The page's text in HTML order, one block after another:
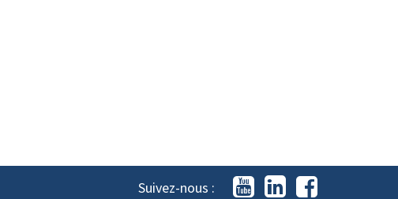
Suivez-nous :